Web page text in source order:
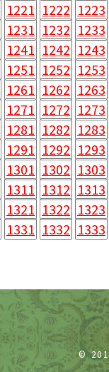
1221 1222 1223
1231 1232 1233
1241 1242 1243
1251 1252 1253
1261 1262 1263
1271 1272 1273
1281 1282 1283
1291 1292 1293
1301 1302 1303
1311 1312 1313
1321 1322 1323
1331 1332 1333
©